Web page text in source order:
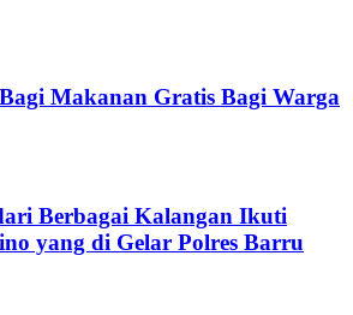
Makanan Gratis Bagi Warga
Berbagai Kalangan Ikuti
yang di Gelar Polres Barru